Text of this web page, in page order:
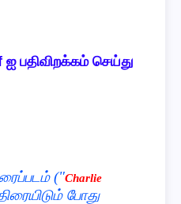
பதிவிறக்கம் செய்து
("Charlie
போது